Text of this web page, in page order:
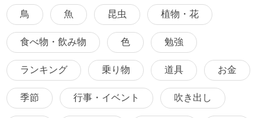
鳥 魚 昆虫 植物・花
食べ物・飲み物 色 勉強
ランキング 乗り物 道具 お金
季節 行事・イベント 吹き出し